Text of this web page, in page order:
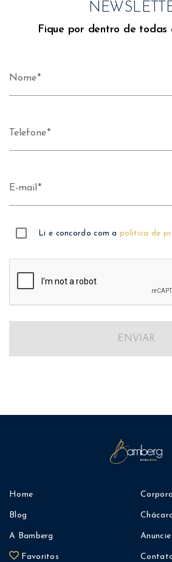
Fique por dentro de todas
Nome
Telefone
E-mail
Li e concordo com apolítica de
ENVIAR
Home
Blog
A Bamberg
Favoritos